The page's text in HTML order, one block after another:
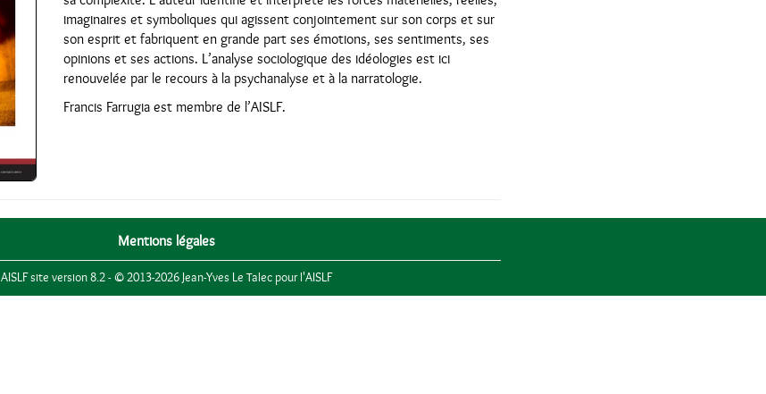
imaginaires et symboliques qui agissent conjointement sur son corps et sur
son esprit et fabriquent en grande part ses émotions, ses sentiments, ses
opinions et ses actions. L’analyse sociologique des idéologies est ici
renouvelée par le recours à la psychanalyse et à la narratologie.
Francis Farrugia est membre de l’AISLF.
Mentions légales
AISLF site version 8.2 - © 2013-2026 Jean-Yves Le Talec pour l'AISLF